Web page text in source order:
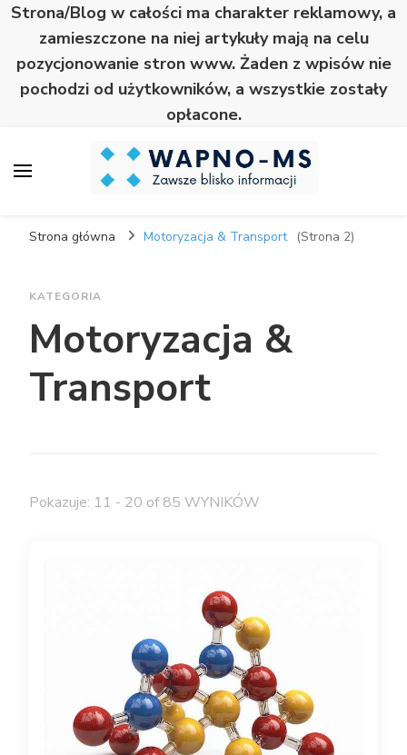
Strona/Blog w całości ma charakter reklamowy, a
zamieszczone na niej artykuły mają na celu
pozycjonowanie stron www. Żaden z wpisów nie
pochodzi od użytkowników, a wszystkie zostały
opłacone.
Strona główna Motoryzacja & Transport (Strona 2)
KATEGORIA
Motoryzacja &
Transport
Pokazuje: 11 - 20 of 85 WYNIKÓW